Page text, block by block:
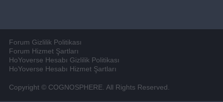
Forum Gizlilik Politikası
Forum Hizmet Şartları
HoYoverse Hesabı Gizlilik Politikası
HoYoverse Hesabı Hizmet Şartları
Copyright © COGNOSPHERE. All Rights Reserved.